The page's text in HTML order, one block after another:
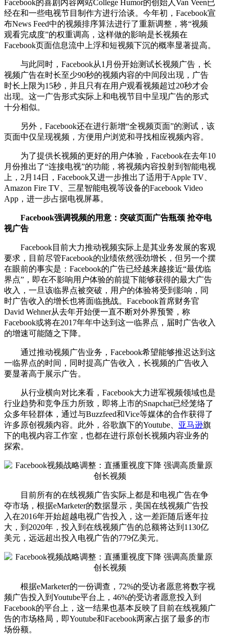
Facebook的喜剧内容网站College Humor的创始人Van Veen已
经在和一些电视节目制作方进行洽谈。今年初，Facebook宣
布News Feed中的视频排序算法进行了重新调整，将“视频
观看完成度”的权重调高，这样做的影响是长视频在
Facebook页面信息流中上浮和短视频下沉的概率显著提高。
与此同时，Facebook从1月份开始测试长视频广告，长
视频广告在时长至少90秒的视频内容的中间段出现，广告
时长上限为15秒，并且只有在用户观看视频超过20秒才会
出现。这一广告形式实际上和电视节目中呈现广告的形式
十分相似。
另外，Facebook还在进行新增“全视频页面”的测试，该
页面中仅呈现视频，方便用户浏览和寻找相应视频内容。
为了提供长视频的更好的用户体验，Facebook在去年10
月份推出了“连接电视”的功能，将视频内容投射到智能电视
上，2月14日，Facebook又进一步推出了适用于Apple TV、
Amazon Fire TV、三星智能电视等设备的Facebook Video
App，进一步占据电视屏幕。
Facebook强调视频的用意：突破页面广告瓶颈 抢夺电
视广告
Facebook目前大力推动视频实际上是其业务发展的客观
要求，目前尽管Facebook的业绩依然强劲增长，但另一个摆
在眼前的事实是：Facebook的广告已经越来越接近“最优临
界点”，即在不影响用户体验的前提下能够获得的最大广告
收入，一旦该临界点被突破，用户的体验将受到影响，同
时广告收入的增长也将面临挑战。Facebook首席财务官
David Wehner从去年开始便一直不断对外界预警，称
Facebook或将在2017年年中达到这一临界点，届时广告收入
的增速可能随之下降。
通过推动视频广告业务，Facebook希望能够推迟达到这
一临界点的时间，同时提高广告收入，长视频的广告收入
要显著高于展示广告。
从行业横向对比来看，Facebook大力进军视频领域也是
行业趋势和竞争压力所致，即将上市的Snapchat已经笼络了
众多年轻群体，通过与Buzzfeed和Vice等媒体的合作获得了
许多原创视频内容。此外，谷歌旗下的Youtube、 亚马逊旗
下的电视内容工作室，也都在进行原创长视频内容业务的
探索。
目前所有的在线视频广告实际上都是和电视广告在争
夺市场，根据eMarketer的数据显示，美国在线视频广告投
入在2016年开始超越电视广告投入，这一差距随后逐年拉
大，到2020年，投入到在线视频广告的总额将达到1130亿
美元，远远超出投入电视广告的779亿美元。
根据eMarketer的一份调查，72%的受访者愿意将数字视
频广告投入到Youtube平台上，46%的受访者愿意投入到
Facebook的平台上，这一结果也基本反映了目前在线视频广
告的市场格局，即Youtube和Facebook两家占据了最多的市
场份额。